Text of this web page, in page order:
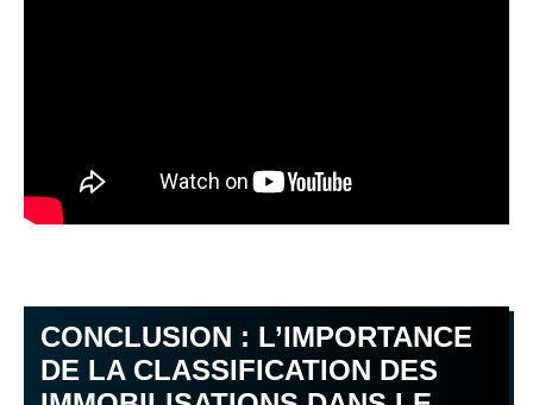
CONCLUSION : L’IMPORTANCE
DE LA CLASSIFICATION DES